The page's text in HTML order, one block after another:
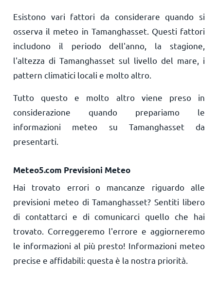
Esistono vari fattori da considerare quando si
osserva il meteo in Tamanghasset. Questi fattori
includono il periodo dell'anno, la stagione,
l'altezza di Tamanghasset sul livello del mare, i
pattern climatici locali e molto altro.
Tutto questo e molto altro viene preso in
considerazione quando prepariamo le
informazioni meteo su Tamanghasset da
presentarti.
Meteo5.com Previsioni Meteo
Hai trovato errori o mancanze riguardo alle
previsioni meteo di Tamanghasset? Sentiti libero
di contattarci e di comunicarci quello che hai
trovato. Correggeremo l'errore e aggiorneremo
le informazioni al più presto! Informazioni meteo
precise e affidabili: questa è la nostra priorità.